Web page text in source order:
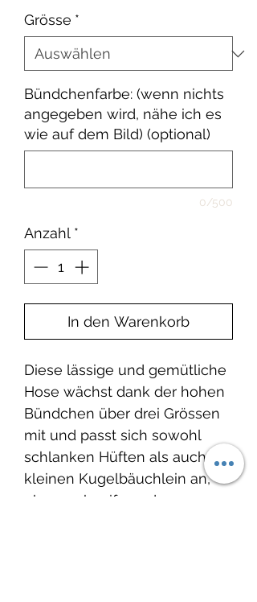
Grösse *
Bündchenfarbe: (wenn nichts
angegeben wird, nähe ich es
wie auf dem Bild) (optional)
0/500
Anzahl *
In den Warenkorb
Diese lässige und gemütliche
Hose wächst dank der hohen
Bündchen über drei Grössen
mit und passt sich sowohl
schlanken Hüften als auch
kleinen Kugelbäuchlein an,
ohne zu kneifen oder zu